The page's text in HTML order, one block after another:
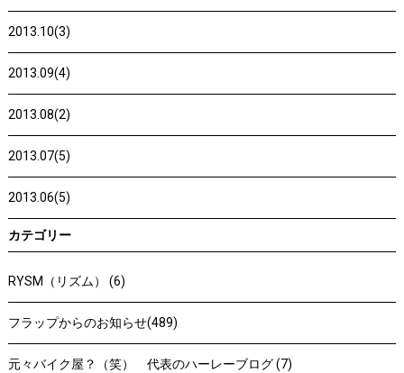
2013.10(3)
2013.09(4)
2013.08(2)
2013.07(5)
2013.06(5)
カテゴリー
RYSM（リズム） (6)
フラップからのお知らせ(489)
元々バイク屋？（笑） 代表のハーレーブログ (7)